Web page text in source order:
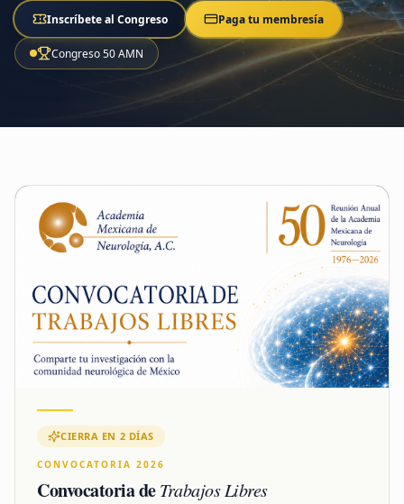
Inscríbete al Congreso Paga tu membresía
Congreso 50 AMN
CIERRA EN 2 DÍAS
CONVOCATORIA 2026
Convocatoria deTrabajos Libres